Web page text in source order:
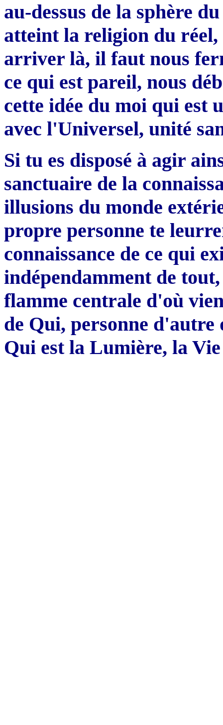
au-dessus de la sphère
atteint la religion du
arriver là, il faut nous
ce qui est pareil, nous
cette idée du moi qui est
avec l'Universel, unité
Si tu es disposé à agir
sanctuaire de la
illusions du monde
propre personne te
connaissance de ce qui
indépendamment de
flamme centrale d'où
de Qui, personne d'autre
Qui est la Lumière, la